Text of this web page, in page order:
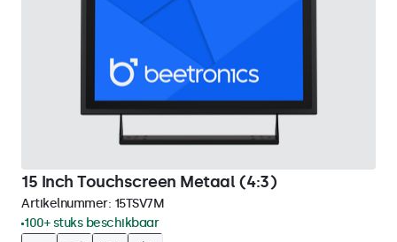
15 Inch Touchscreen Metaal (4:3)
Artikelnummer: 15TSV7M
100+ stuks beschikbaar